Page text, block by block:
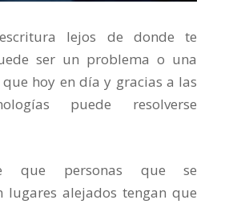
lejos de donde te
ser un problema o una
hoy en día y gracias a las
puede resolverse
que personas que se
lugares alejados tengan que